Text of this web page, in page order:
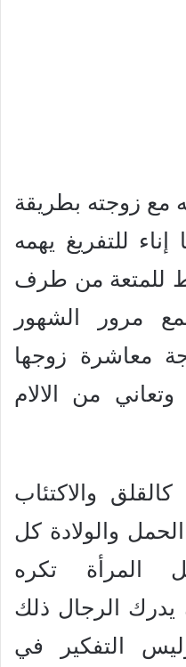
مع زوجته بطريقة
إناء للتفريغ يهمه
للمتعة من طرف
مرور الشهور
معاشرة زوجها
من الالام
والاكتئاب
والولادة كل
المرأة تكره
يدرك الرجال ذلك
التفكير في